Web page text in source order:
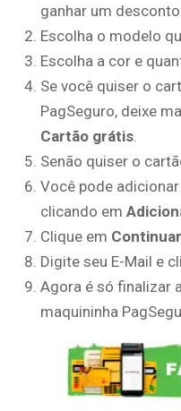
ganhar um
Escolha o modelo
Escolha a cor e
Se você quiser o
PagSeguro, deixe
Cartão grátis.
Senão quiser o
Você pode
clicando em
Clique em Continuar
Digite seu E-Mail e
Agora é só finalizar
maquininha